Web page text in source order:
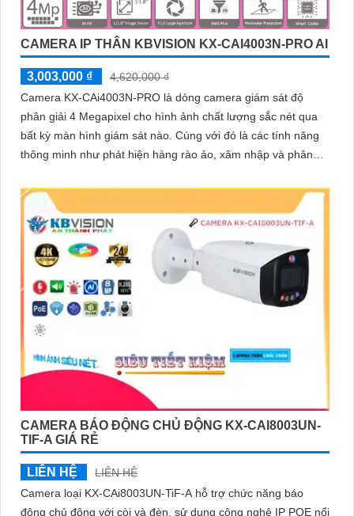
CAMERA IP THÂN KBVISION KX-CAI4003N-PRO AI
3,003,000 ₫
4,620,000 ₫
Camera KX-CAi4003N-PRO là dòng camera giám sát độ
phân giải 4 Megapixel cho hình ảnh chất lượng sắc nét qua
bất kỳ màn hình giám sát nào. Cùng với đó là các tính năng
thông minh như phát hiện hàng rào ảo, xâm nhập và phân
thông minh giúp nâng cao hiệu quả giám sát an ninh
CAMERA BÁO ĐỘNG CHỦ ĐỘNG KX-CAI8003UN-
TIF-A GIÁ RẺ
LIÊN HỆ
LIÊN HỆ
Camera loại KX-CAi8003UN-TiF-A hỗ trợ chức năng báo
động chủ động với còi và đèn, sử dụng công nghệ IP POE nổi